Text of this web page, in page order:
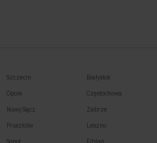
Szczecin Białystok
Opole Częstochowa
Nowy Sącz Zabrze
Pruszków Leszno